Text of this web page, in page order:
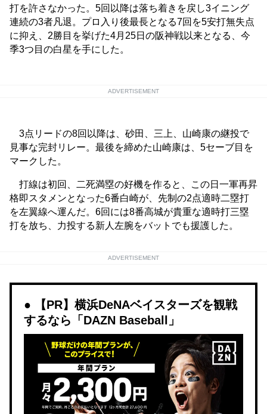
打を許さなかった。5回以降は落ち着きを戻し3イニング
連続の3者凡退。プロ入り後最長となる7回を5安打無失点
に抑え、2勝目を挙げた4月25日の阪神戦以来となる、今
季3つ目の白星を手にした。
ADVERTISEMENT
3点リードの8回以降は、砂田、三上、山崎康の継投で
見事な完封リレー。最後を締めた山崎康は、5セーブ目を
マークした。
打線は初回、二死満塁の好機を作ると、この日一軍再昇
格即スタメンとなった6番白崎が、先制の2点適時二塁打
を左翼線へ運んだ。6回には8番高城が貴重な適時打三塁
打を放ち、力投する新人左腕をバットでも援護した。
ADVERTISEMENT
【PR】横浜DeNAベイスターズを観戦
するなら「DAZN Baseball」